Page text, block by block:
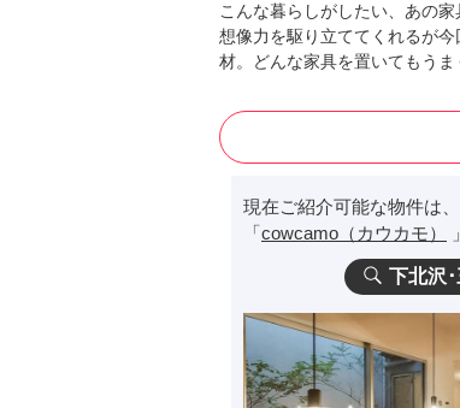
こんな暮らしがしたい、あの
想像力を駆り立ててくれるが
材。どんな家具を置いてもう
現在ご紹介可能な物件は
「cowcamo（カウカモ）
下北沢